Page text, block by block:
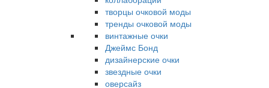
творцы очковой моды
тренды очковой моды
винтажные очки
Джеймс Бонд
дизайнерские очки
звездные очки
оверсайз